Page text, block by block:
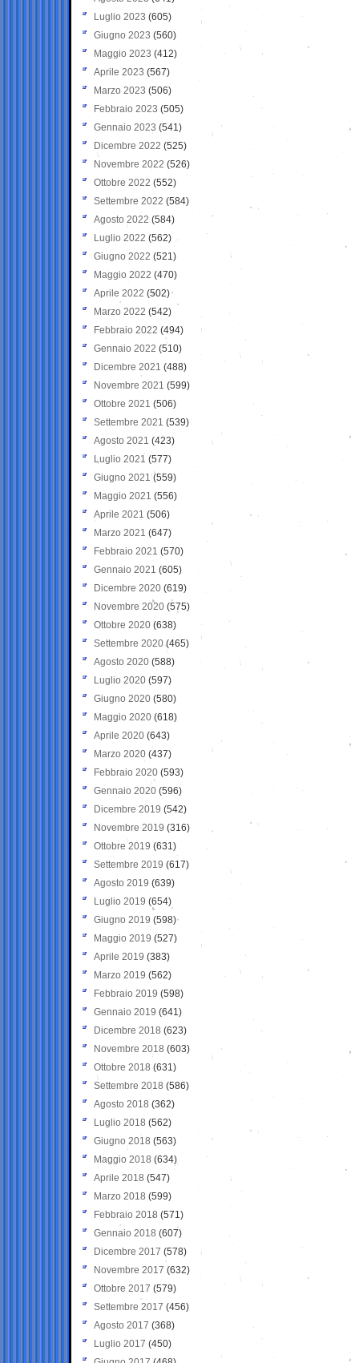
Luglio 2023 (605)
Giugno 2023 (560)
Maggio 2023 (412)
Aprile 2023 (567)
Marzo 2023 (506)
Febbraio 2023 (505)
Gennaio 2023 (541)
Dicembre 2022 (525)
Novembre 2022 (526)
Ottobre 2022 (552)
Settembre 2022 (584)
Agosto 2022 (584)
Luglio 2022 (562)
Giugno 2022 (521)
Maggio 2022 (470)
Aprile 2022 (502)
Marzo 2022 (542)
Febbraio 2022 (494)
Gennaio 2022 (510)
Dicembre 2021 (488)
Novembre 2021 (599)
Ottobre 2021 (506)
Settembre 2021 (539)
Agosto 2021 (423)
Luglio 2021 (577)
Giugno 2021(559)
Maggio 2021 (556)
Aprile 2021 (506)
Marzo 2021 (647)
Febbraio 2021 (570)
Gennaio 2021 (605)
Dicembre 2020 (619)
Novembre 2020 (575)
Ottobre 2020 (638)
Settembre 2020(465)
Agosto 2020 (588)
Luglio 2020 (597)
Giugno 2020 (580)
Maggio 2020 (618)
Aprile 2020 (643)
Marzo 2020 (437)
Febbraio 2020 (593)
Gennaio 2020 (596)
Dicembre 2019 (542)
Novembre 2019 (316)
Ottobre 2019 (631)
Settembre 2019 (617)
Agosto 2019 (639)
Luglio 2019 (654)
Giugno 2019 (598)
Maggio 2019 (527)
Aprile 2019 (383)
Marzo 2019 (562)
Febbraio 2019 (598)
Gennaio 2019 (641)
Dicembre 2018 (623)
Novembre 2018 (603)
Ottobre 2018 (631)
Settembre 2018 (586)
Agosto 2018 (362)
Luglio 2018 (562)
Giugno 2018 (563)
Maggio 2018 (634)
Aprile 2018 (547)
Marzo 2018 (599)
Febbraio 2018 (571)
Gennaio 2018 (607)
Dicembre 2017 (578)
Novembre 2017 (632)
Ottobre 2017 (579)
Settembre 2017 (456)
Agosto 2017 (368)
Luglio 2017 (450)